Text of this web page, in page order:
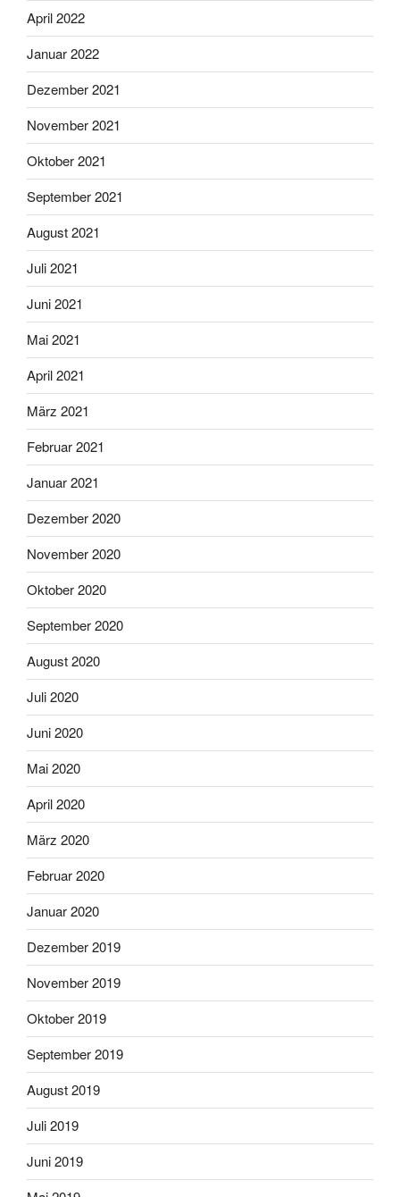
April 2022
Januar 2022
Dezember 2021
November 2021
Oktober 2021
September 2021
August 2021
Juli 2021
Juni 2021
Mai 2021
April 2021
März 2021
Februar 2021
Januar 2021
Dezember 2020
November 2020
Oktober 2020
September 2020
August 2020
Juli 2020
Juni 2020
Mai 2020
April 2020
März 2020
Februar 2020
Januar 2020
Dezember 2019
November 2019
Oktober 2019
September 2019
August 2019
Juli 2019
Juni 2019